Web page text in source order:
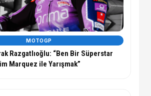
MOTOGP
Razgatlıoğlu: “Ben Bir Süperstar
Marquez ile Yarışmak”